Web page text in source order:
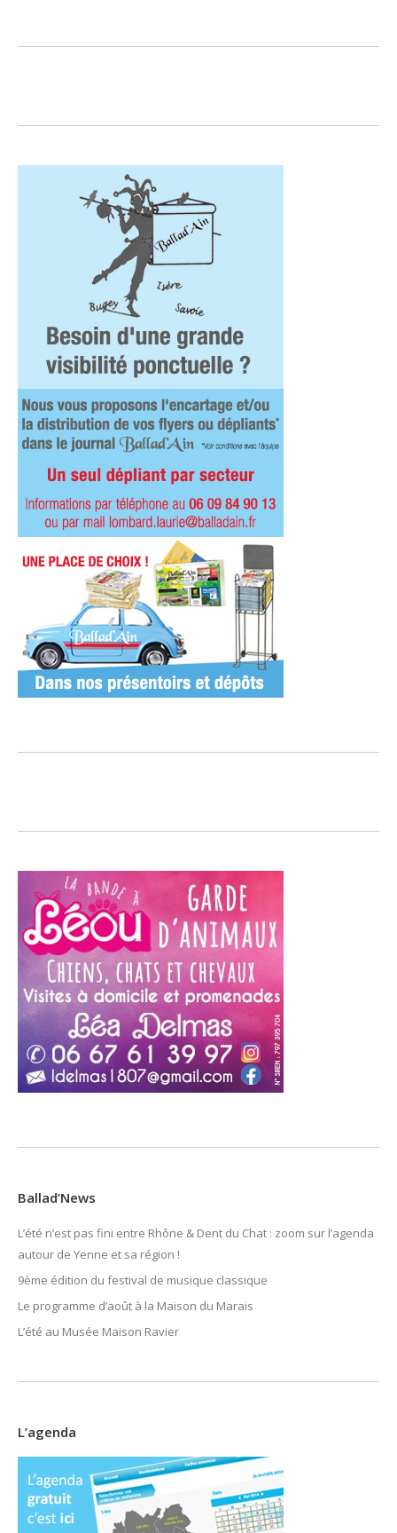
Ballad’News
L’été n’est pas fini entre Rhône & Dent du Chat : zoom sur l’agenda
autour de Yenne et sa région !
9ème édition du festival de musique classique
Le programme d’août à la Maison du Marais
L’été au Musée Maison Ravier
L’agenda